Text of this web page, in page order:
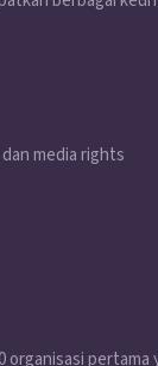
media rights
organisasi